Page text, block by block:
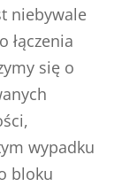
niebywale
łączenia
się o
wypadku
bloku